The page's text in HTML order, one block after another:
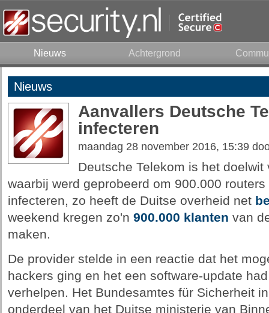
Nieuws Achtergrond
Nieuws
Aanvallers Deutsche
infecteren
maandag 28 november 2016, 15:39
Deutsche Telekom is het
waarbij werd geprobeerd om 900.000
infecteren, zo heeft de Duitse overheid net
weekend kregen zo'n 900.000 klanten van
maken.
De provider stelde in een reactie dat het
hackers ging en het een software-update
verhelpen. Het Bundesamtes für Sicherheit
onderdeel van het Duitse ministerie van